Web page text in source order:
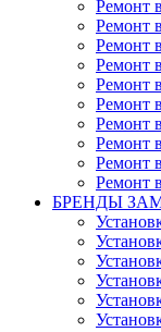
Ремонт
Ремонт
Ремонт
Ремонт
Ремонт
Ремонт
Ремонт
Ремонт
Ремонт
Ремонт
БРЕНДЫ